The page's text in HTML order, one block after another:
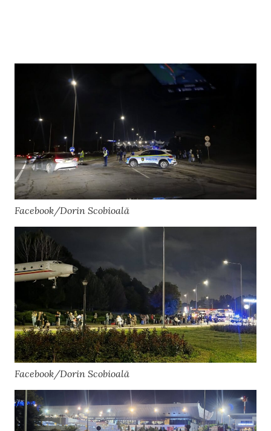
Facebook/Dorin Scobioală
Facebook/Dorin Scobioală